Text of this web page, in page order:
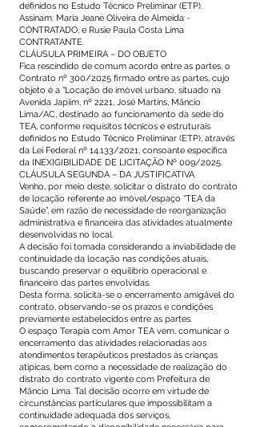
definidos no Estudo Técnico Preliminar (ETP).
Assinam: Maria Jeane Oliveira de Almeida -
CONTRATADO, e Rusie Paula Costa Lima
CONTRATANTE.
CLÁUSULA PRIMEIRA – DO OBJETO
Fica rescindido de comum acordo entre as partes, o
Contrato nº 300/2025 firmado entre as partes, cujo
objeto é a “Locação de imóvel urbano, situado na
Avenida Japiim, nº 2221, José Martins, Mâncio
Lima/AC, destinado ao funcionamento da sede do
TEA, conforme requisitos técnicos e estruturais
definidos no Estudo Técnico Preliminar (ETP), através
da Lei Federal nº 14.133/2021, consoante especifica
da INEXIGIBILIDADE DE LICITAÇÃO Nº 009/2025.
CLÁUSULA SEGUNDA – DA JUSTIFICATIVA
Venho, por meio deste, solicitar o distrato do contrato
de locação referente ao imóvel/espaço “TEA da
Saúde”, em razão de necessidade de reorganização
administrativa e financeira das atividades atualmente
desenvolvidas no local.
A decisão foi tomada considerando a inviabilidade de
continuidade da locação nas condições atuais,
buscando preservar o equilíbrio operacional e
financeiro das partes envolvidas.
Desta forma, solicita-se o encerramento amigável do
contrato, observando-se os prazos e condições
previamente estabelecidos entre as partes.
O espaço Terapia com Amor TEA vem, comunicar o
encerramento das atividades relacionadas aos
atendimentos terapêuticos prestados às crianças
atípicas, bem como a necessidade de realização do
distrato do contrato vigente com Prefeitura de
Mâncio Lima. Tal decisão ocorre em virtude de
circunstâncias particulares que impossibilitam a
continuidade adequada dos serviços,